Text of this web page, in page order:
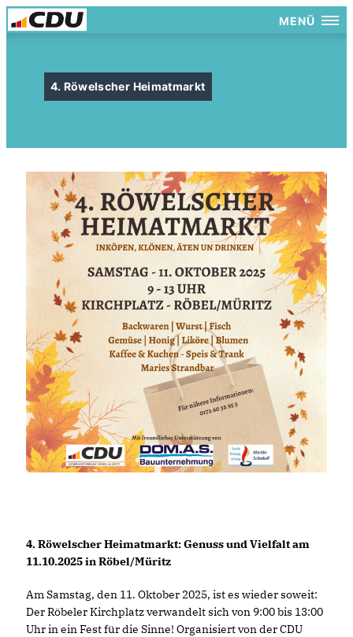
MENÜ
4. Röwelscher Heimatmarkt
4. Röwelscher Heimatmarkt: Genuss und Vielfalt am
11.10.2025 in Röbel/Müritz
Am Samstag, den 11. Oktober 2025, ist es wieder soweit:
Der Röbeler Kirchplatz verwandelt sich von 9:00 bis 13:00
Uhr in ein Fest für die Sinne! Organisiert von der CDU